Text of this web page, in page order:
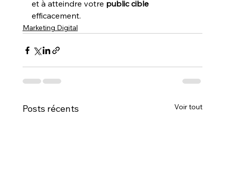
et à atteindre votre public cible
efficacement.
Marketing Digital
Posts récents Voir tout